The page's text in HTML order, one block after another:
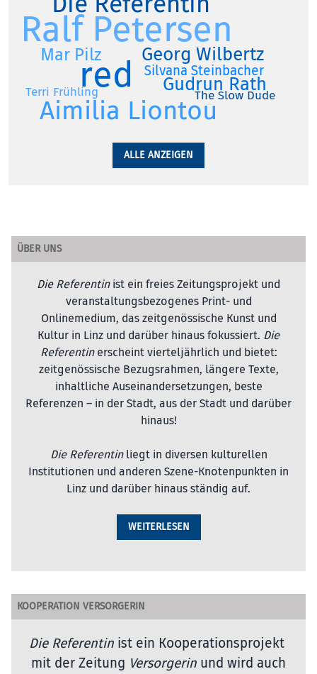
Ralf Petersen
red
Aimilia Liontou
Georg Wilbertz
Gudrun Rath
Mar Pilz
Silvana Steinbacher
Terri Frühling The Slow Dude
ALLE ANZEIGEN
ÜBER UNS
Die Referentinist ein freies Zeitungsprojekt und
veranstaltungsbezogenes Print- und
Onlinemedium, das zeitgenössische Kunst und
Kultur in Linz und darüber hinaus fokussiert. Die
Referentinerscheint vierteljährlich und bietet:
zeitgenössische Bezugsrahmen, längere Texte,
inhaltliche Auseinandersetzungen, beste
Referenzen – in der Stadt, aus der Stadt und darüber
hinaus!
Die Referentinliegt in diversen kulturellen
Institutionen und anderen Szene-Knotenpunkten in
Linz und darüber hinaus ständig auf.
WEITERLESEN
KOOPERATION VERSORGERIN
Die Referentin ist ein Kooperationsprojekt
mit der Zeitung Versorgerin und wird auch